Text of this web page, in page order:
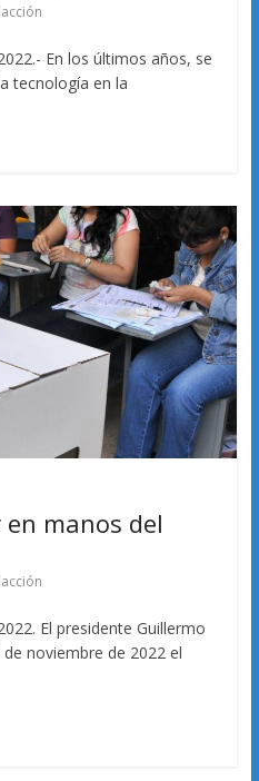
En los últimos años, se
tecnología en la
manos del
El presidente Guillermo
noviembre de 2022 el